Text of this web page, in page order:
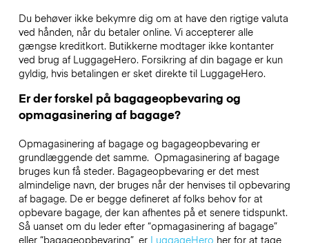
Du behøver ikke bekymre dig om at have den rigtige valuta
ved hånden, når du betaler online. Vi accepterer alle
gængse kreditkort. Butikkerne modtager ikke kontanter
ved brug af LuggageHero. Forsikring af din bagage er kun
gyldig, hvis betalingen er sket direkte til LuggageHero.
Er der forskel på bagageopbevaring og
opmagasinering af bagage?
Opmagasinering af bagage og bagageopbevaring er
grundlæggende det samme. Opmagasinering af bagage
bruges kun få steder. Bagageopbevaring er det mest
almindelige navn, der bruges når der henvises til opbevaring
af bagage. De er begge defineret af folks behov for at
opbevare bagage, der kan afhentes på et senere tidspunkt.
Så uanset om du leder efter “opmagasinering af bagage”
eller “bagageopbevaring”, erLuggageHero her for at tage